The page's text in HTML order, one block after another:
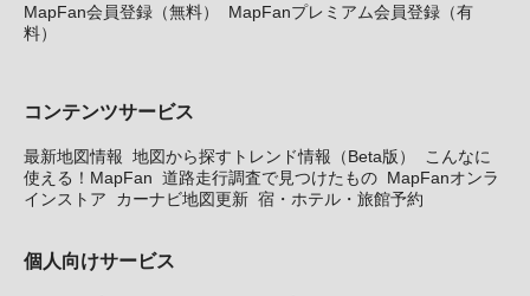
MapFan会員登録（無料）
MapFanプレミアム会員登録（有
料）
コンテンツサービス
最新地図情報 地図から探すトレンド情報（Beta版）
こんなに
使える！MapFan 道路走行調査で見つけたもの MapFanオンラ
インストア
カーナビ地図更新 宿・ホテル・旅館予約
個人向けサービス